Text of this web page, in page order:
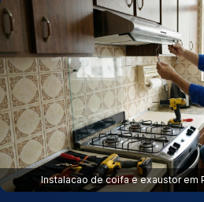
Instalacao de coifa e exaustor em